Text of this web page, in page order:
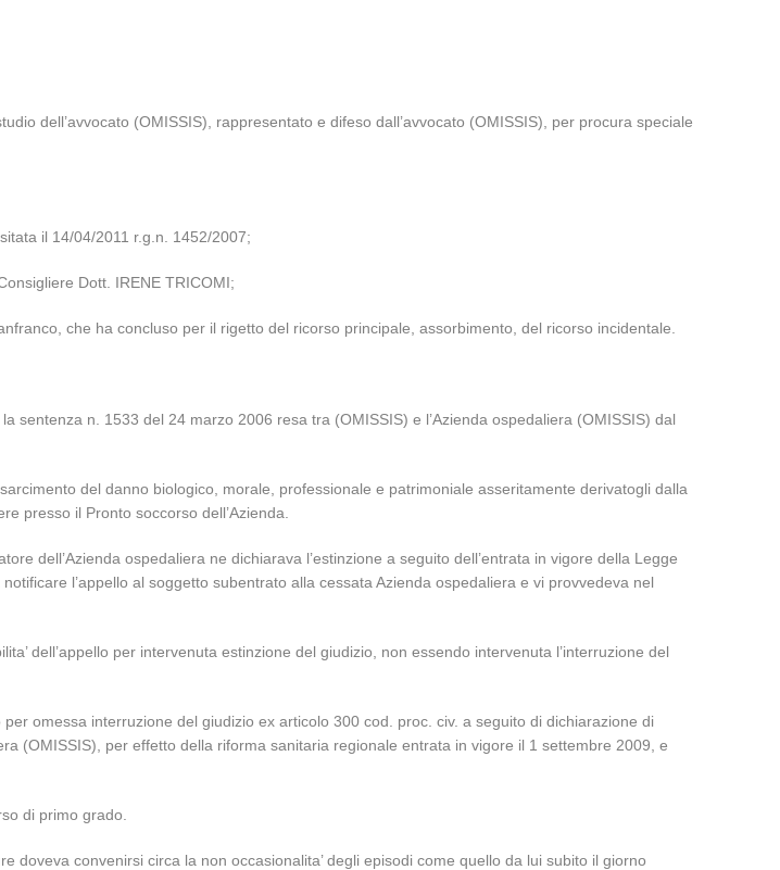
dell’avvocato (OMISSIS), rappresentato e difeso dall’avvocato (OMISSIS), per procura speciale
il 14/04/2011 r.g.n. 1452/2007;
Dott. IRENE TRICOMI;
che ha concluso per il rigetto del ricorso principale, assorbimento, del ricorso incidentale.
sentenza n. 1533 del 24 marzo 2006 resa tra (OMISSIS) e l’Azienda ospedaliera (OMISSIS) dal
del danno biologico, morale, professionale e patrimoniale asseritamente derivatogli dalla
presso il Pronto soccorso dell’Azienda.
dell’Azienda ospedaliera ne dichiarava l’estinzione a seguito dell’entrata in vigore della Legge
l’appello al soggetto subentrato alla cessata Azienda ospedaliera e vi provvedeva nel
dell’appello per intervenuta estinzione del giudizio, non essendo intervenuta l’interruzione del
omessa interruzione del giudizio ex articolo 300 cod. proc. civ. a seguito di dichiarazione di
(OMISSIS), per effetto della riforma sanitaria regionale entrata in vigore il 1 settembre 2009, e
di primo grado.
doveva convenirsi circa la non occasionalita’ degli episodi come quello da lui subito il giorno